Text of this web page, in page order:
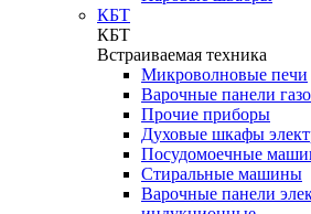
КБТ
КБТ
Встраиваемая техника
Микроволновые печи
Варочные панели
Прочие приборы
Духовые шкафы
Посудомоечные
Стиральные машины
Варочные панели